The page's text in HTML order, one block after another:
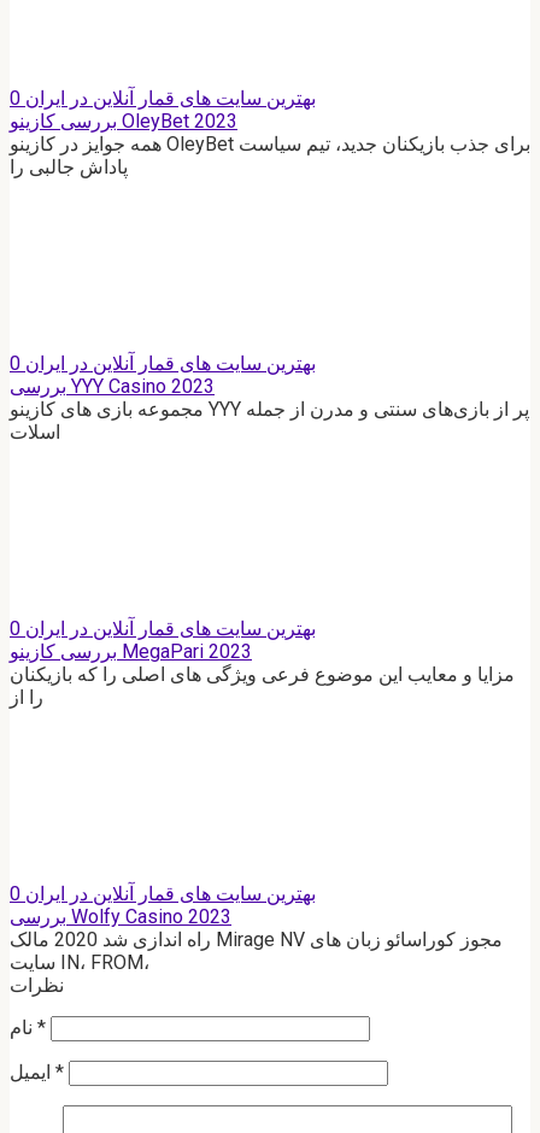
بهترین سایت های قمار آنلاین در ایران
بررسی کازینو OleyBet 2023
همه جوایز در کازینو OleyBet برای جذب بازیکنان جدید، تیم سیاست
پاداش جالبی را
بهترین سایت های قمار آنلاین در ایران
بررسی YYY Casino 2023
مجموعه بازی های کازینو YYY پر از بازی‌های سنتی و مدرن از جمله
اسلات
بهترین سایت های قمار آنلاین در ایران
بررسی کازینو MegaPari 2023
مزایا و معایب این موضوع فرعی ویژگی های اصلی را که بازیکنان
را از
بهترین سایت های قمار آنلاین در ایران
بررسی Wolfy Casino 2023
راه اندازی شد 2020 مالک Mirage NV مجوز کوراسائو زبان های
سایت IN، FROM،
نظرات
*
*